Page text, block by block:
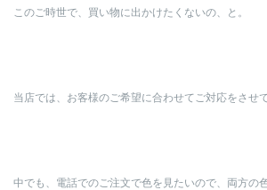
このご時世で、買い物に出かけたくないの、と。
当店では、お客様のご希望に合わせてご対応をさせ
中でも、電話でのご注文で色を見たいので、両方の